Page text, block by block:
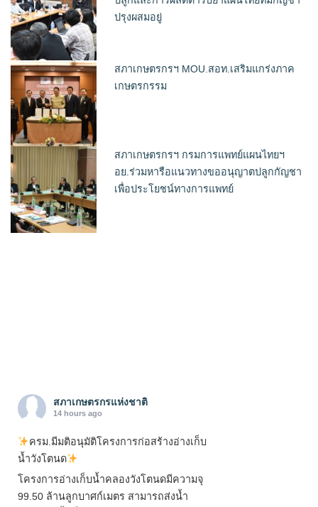
ปรุงผสมอยู่
สภาเกษตรกรฯ MOU.สอท.เสริมแกร่งภาค
เกษตรกรรม
สภาเกษตรกรฯ กรมการแพทย์แผนไทยฯ
อย.ร่วมหารือแนวทางขออนุญาตปลูกกัญชา
เพื่อประโยชน์ทางการแพทย์
สภาเกษตรกรแห่งชาติ
14 hours ago
ครม.มีมติอนุมัติโครงการก่อสร้างอ่างเก็บ
น้ำวังโตนด
โครงการอ่างเก็บน้ำคลองวังโตนดมีความจุ
99.50 ล้านลูกบาศก์เมตร สามารถส่งน้ำ